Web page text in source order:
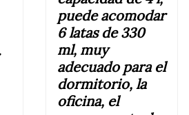
puede acomodar
6 latas de 330
ml, muy
adecuado para el
dormitorio, la
oficina, el